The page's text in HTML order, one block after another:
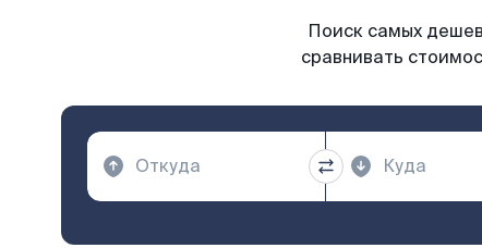
Поиск самых
сравнивать